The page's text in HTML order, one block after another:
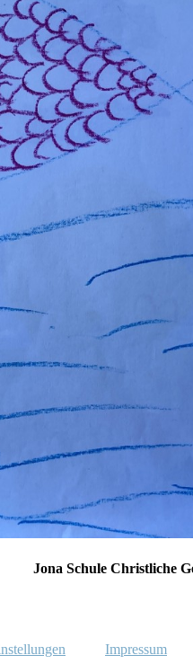
Jona Schule Christliche
Impressum